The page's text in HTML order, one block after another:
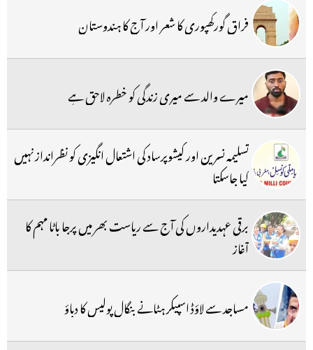
فراق گورکھپوری کا شعر اور آج کا ہندوستان
میرے والد سے میری زندگی کو خطرہ لاحق ہے
تسلیمہ نسرین اور کیشوپرساد کی اشتعال انگیزی کو نظرانداز نہیں
کیا جاسکتا
برقی عہدیداروں کی آج سے ریاست بھر میں پرجا باٹا مہم کا
آغاز
مساجد سے لاؤڈ اسپیکر ہٹانے بنگال پولیس کا دباؤ